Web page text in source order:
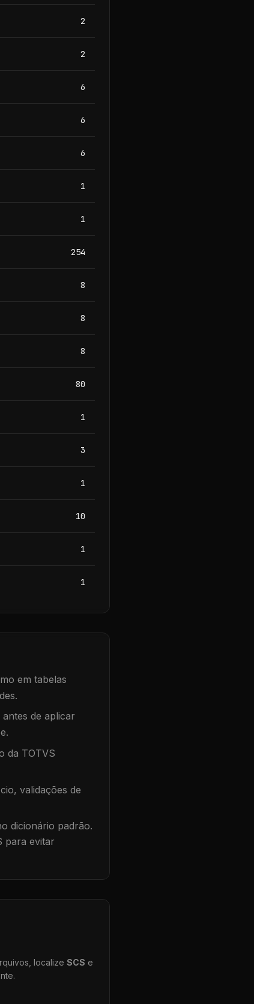
2
2
6
6
6
1
1
254
8
8
8
80
1
3
1
10
1
1
em tabelas
antes de aplicar
da TOTVS
validações de
dicionário padrão.
para evitar
localize SCS e